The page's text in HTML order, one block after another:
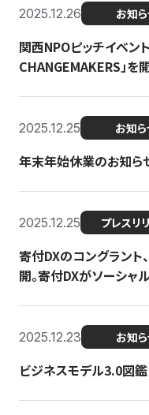
2025.12.26 お知
関西NPOピッチイベン
CHANGEMAKERS」を
2025.12.25 お知ら
年末年始休業のお知ら
2025.12.25 プレスリ
寄付DXのコングラント
開。寄付DXがソーシャ
2025.12.23 お知
ビジネスモデル3.0図